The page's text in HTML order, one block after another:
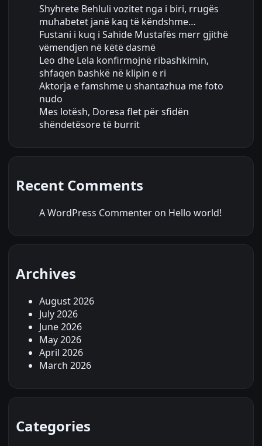
Shyhrete Behluli vozitet nga i biri, rrugës
muhabetet janë kaq të këndshme…
Fustani i kuq i Sahide Mustafës merr gjithë
vëmendjen në këtë dasmë
Leo dhe Lela konfirmojnë ribashkimin,
shfaqen bashkë në klipin e ri
Aktorja e famshme u shantazhua me foto
nudo
Mes lotësh, Doresa flet për sfidën
shëndetësore të burrit
Recent Comments
A WordPress Commenter on Hello world!
Archives
August 2026
July 2026
June 2026
May 2026
April 2026
March 2026
Categories